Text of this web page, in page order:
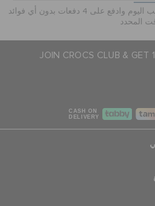
أحصل على ما تحب اليوم وادفع على 4 دفعات بدون أي فوائد
المحدد
JOIN CROCS CLUB & GET
CASH ON
DELIVERY